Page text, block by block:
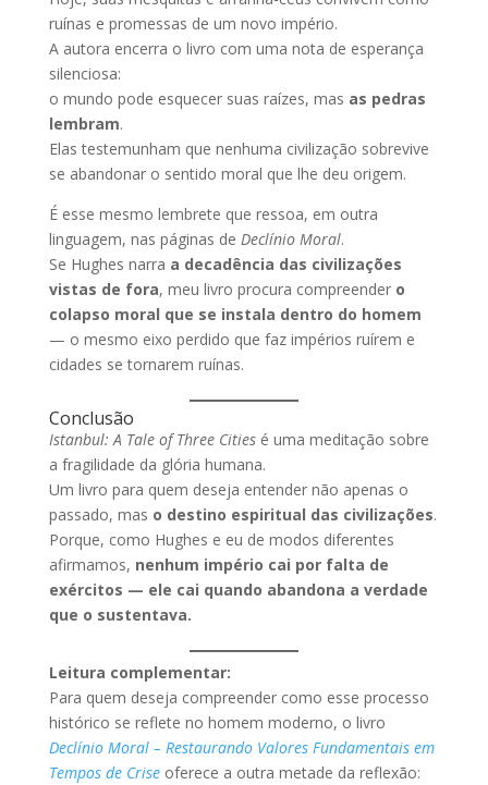
ruínas e promessas de um novo império.
A autora encerra o livro com uma nota de esperança
silenciosa:
o mundo pode esquecer suas raízes, mas as pedras
lembram.
Elas testemunham que nenhuma civilização sobrevive
se abandonar o sentido moral que lhe deu origem.
É esse mesmo lembrete que ressoa, em outra
linguagem, nas páginas de Declínio Moral.
Se Hughes narra a decadência das civilizações
vistas de fora, meu livro procura compreender o
colapso moral que se instala dentro do homem
— o mesmo eixo perdido que faz impérios ruírem e
cidades se tornarem ruínas.
Conclusão
Istanbul: A Tale of Three Citiesé uma meditação sobre
a fragilidade da glória humana.
Um livro para quem deseja entender não apenas o
passado, mas o destino espiritual das civilizações.
Porque, como Hughes e eu de modos diferentes
afirmamos, nenhum império cai por falta de
exércitos — ele cai quando abandona a verdade
que o sustentava.
Leitura complementar:
Para quem deseja compreender como esse processo
histórico se reflete no homem moderno, o livro
Declínio Moral – Restaurando Valores Fundamentais em
Tempos de Criseoferece a outra metade da reflexão: